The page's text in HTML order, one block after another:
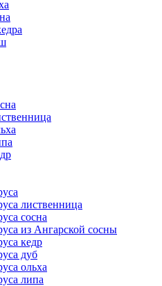
лиственница
сосна
из Ангарской сосны
кедр
дуб
ольха
липа